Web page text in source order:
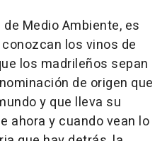
Medio Ambiente, es
los vinos de
los madrileños sepan
de origen que
y que lleva su
ahora y cuando vean lo